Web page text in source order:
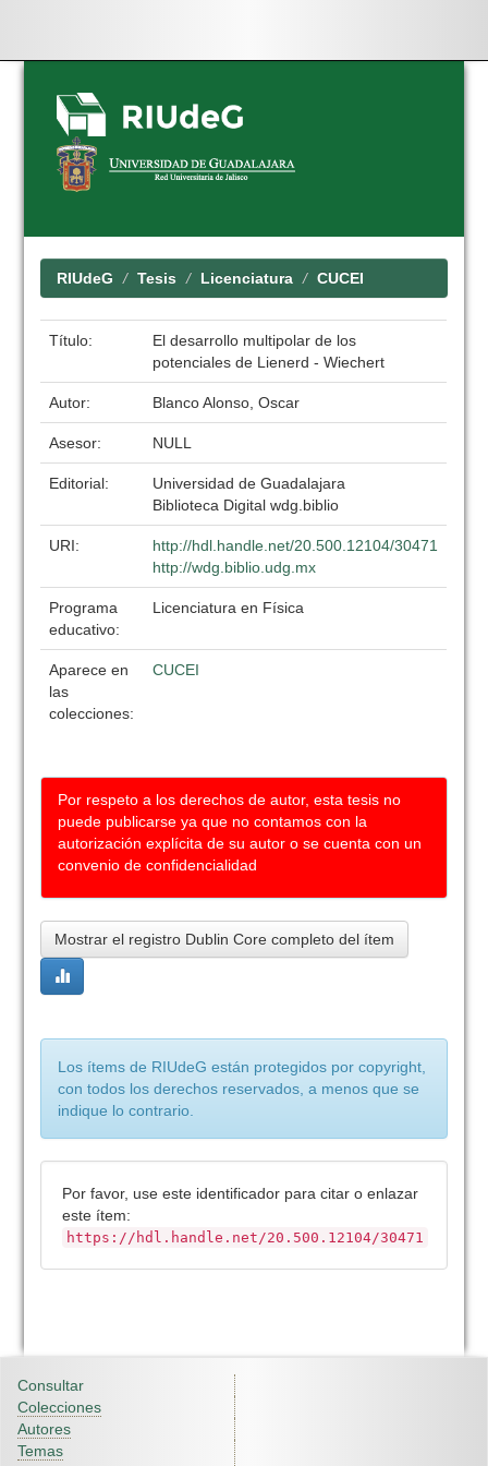
Skip
navigation
RIUdeG Tesis Licenciatura CUCEI
Título:
El desarrollo multipolar de los
potenciales de Lienerd - Wiechert
Autor: Blanco Alonso, Oscar
Asesor: NULL
Editorial:
Universidad de Guadalajara
Biblioteca Digital wdg.biblio
URI:
http://hdl.handle.net/20.500.12104/30471
http://wdg.biblio.udg.mx
Programa
educativo:
Licenciatura en Física
Aparece en
las
colecciones:
CUCEI
Por respeto a los derechos de autor, esta tesis no
puede publicarse ya que no contamos con la
autorización explícita de su autor o se cuenta con un
convenio de confidencialidad
Mostrar el registro Dublin Core completo del ítem
Los ítems de RIUdeG están protegidos por copyright,
con todos los derechos reservados, a menos que se
indique lo contrario.
Por favor, use este identificador para citar o enlazar
este ítem:
https://hdl.handle.net/20.500.12104/30471
Consultar
Colecciones
Autores
Temas